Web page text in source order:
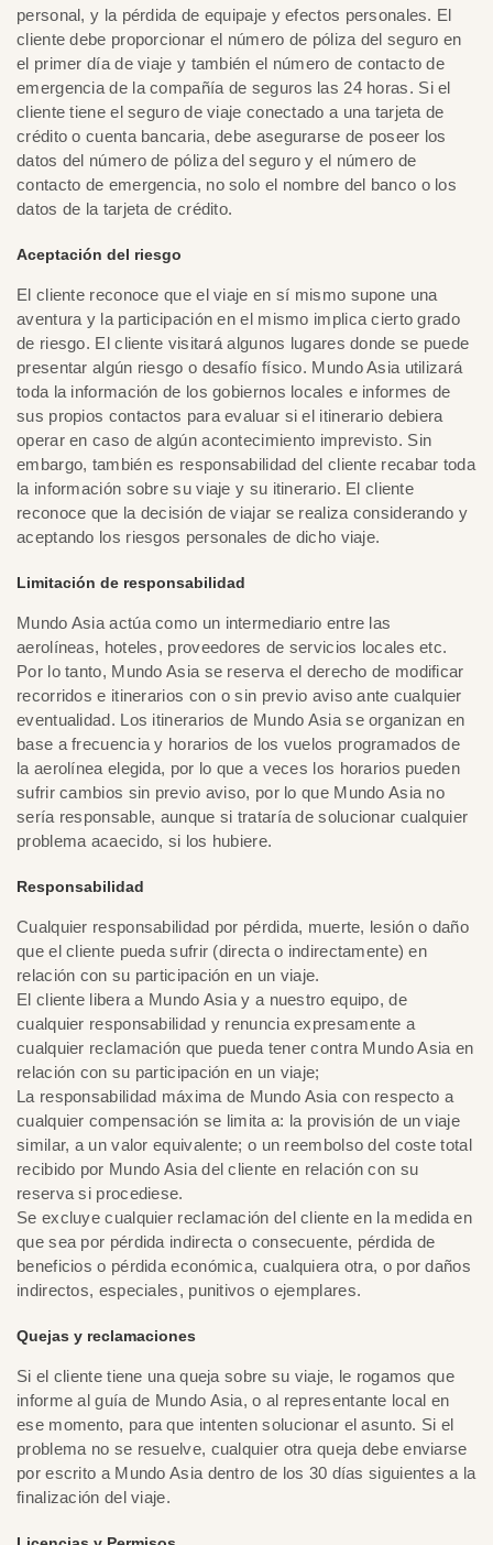
personal, y la pérdida de equipaje y efectos personales. El
cliente debe proporcionar el número de póliza del seguro en
el primer día de viaje y también el número de contacto de
emergencia de la compañía de seguros las 24 horas. Si el
cliente tiene el seguro de viaje conectado a una tarjeta de
crédito o cuenta bancaria, debe asegurarse de poseer los
datos del número de póliza del seguro y el número de
contacto de emergencia, no solo el nombre del banco o los
datos de la tarjeta de crédito.
Aceptación del riesgo
El cliente reconoce que el viaje en sí mismo supone una
aventura y la participación en el mismo implica cierto grado
de riesgo. El cliente visitará algunos lugares donde se puede
presentar algún riesgo o desafío físico. Mundo Asia utilizará
toda la información de los gobiernos locales e informes de
sus propios contactos para evaluar si el itinerario debiera
operar en caso de algún acontecimiento imprevisto. Sin
embargo, también es responsabilidad del cliente recabar toda
la información sobre su viaje y su itinerario. El cliente
reconoce que la decisión de viajar se realiza considerando y
aceptando los riesgos personales de dicho viaje.
Limitación de responsabilidad
Mundo Asia actúa como un intermediario entre las
aerolíneas, hoteles, proveedores de servicios locales etc.
Por lo tanto, Mundo Asia se reserva el derecho de modificar
recorridos e itinerarios con o sin previo aviso ante cualquier
eventualidad. Los itinerarios de Mundo Asia se organizan en
base a frecuencia y horarios de los vuelos programados de
la aerolínea elegida, por lo que a veces los horarios pueden
sufrir cambios sin previo aviso, por lo que Mundo Asia no
sería responsable, aunque si trataría de solucionar cualquier
problema acaecido, si los hubiere.
Responsabilidad
Cualquier responsabilidad por pérdida, muerte, lesión o daño
que el cliente pueda sufrir (directa o indirectamente) en
relación con su participación en un viaje.
El cliente libera a Mundo Asia y a nuestro equipo, de
cualquier responsabilidad y renuncia expresamente a
cualquier reclamación que pueda tener contra Mundo Asia en
relación con su participación en un viaje;
La responsabilidad máxima de Mundo Asia con respecto a
cualquier compensación se limita a: la provisión de un viaje
similar, a un valor equivalente; o un reembolso del coste total
recibido por Mundo Asia del cliente en relación con su
reserva si procediese.
Se excluye cualquier reclamación del cliente en la medida en
que sea por pérdida indirecta o consecuente, pérdida de
beneficios o pérdida económica, cualquiera otra, o por daños
indirectos, especiales, punitivos o ejemplares.
Quejas y reclamaciones
Si el cliente tiene una queja sobre su viaje, le rogamos que
informe al guía de Mundo Asia, o al representante local en
ese momento, para que intenten solucionar el asunto. Si el
problema no se resuelve, cualquier otra queja debe enviarse
por escrito a Mundo Asia dentro de los 30 días siguientes a la
finalización del viaje.